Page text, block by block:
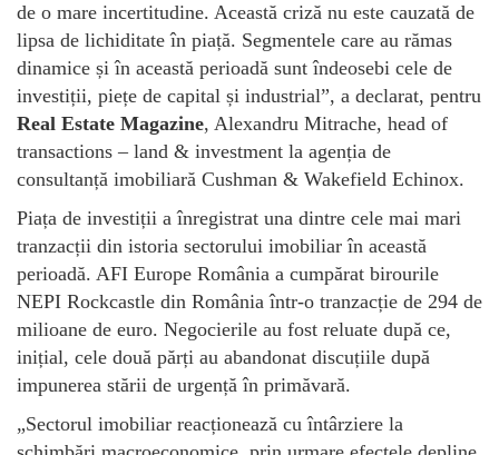
de o mare incertitudine. Această criză nu este cauzată de
lipsa de lichiditate în piață. Segmentele care au rămas
dinamice și în această perioadă sunt îndeosebi cele de
investiții, piețe de capital și industrial”, a declarat, pentru
Real Estate Magazine, Alexandru Mitrache, head of
transactions – land & investment la agenția de
consultanță imobiliară Cushman & Wakefield Echinox.
Piața de investiții a înregistrat una dintre cele mai mari
tranzacții din istoria sectorului imobiliar în această
perioadă. AFI Europe România a cumpărat birourile
NEPI Rockcastle din România într-o tranzacție de 294 de
milioane de euro. Negocierile au fost reluate după ce,
inițial, cele două părți au abandonat discuțiile după
impunerea stării de urgență în primăvară.
„Sectorul imobiliar reacționează cu întârziere la